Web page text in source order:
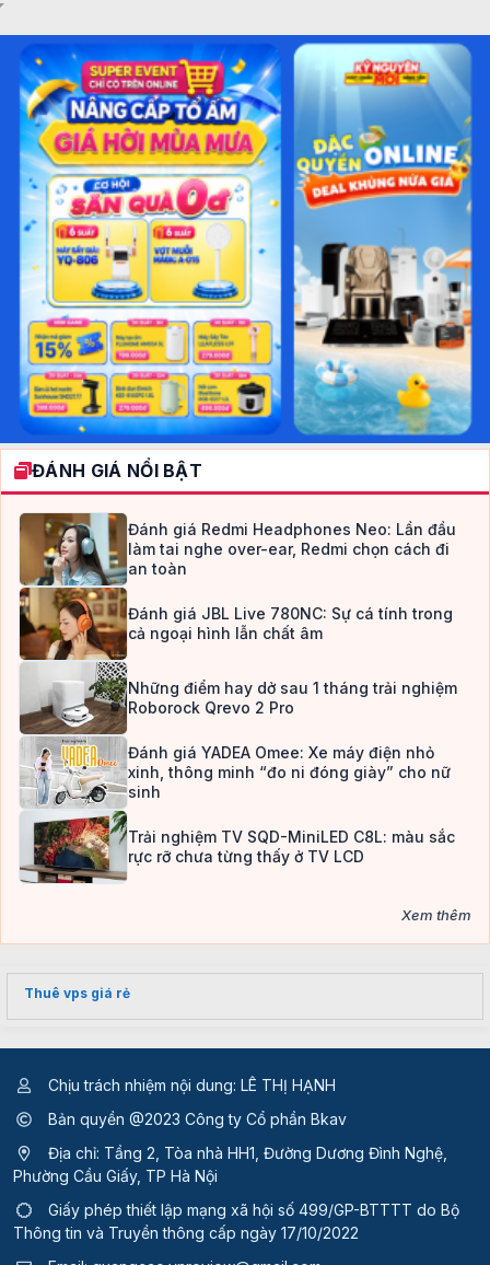
ĐÁNH GIÁ NỔI BẬT
Đánh giá Redmi Headphones Neo: Lần đầu
làm tai nghe over-ear, Redmi chọn cách đi
an toàn
Đánh giá JBL Live 780NC: Sự cá tính trong
cả ngoại hình lẫn chất âm
Những điểm hay dở sau 1 tháng trải nghiệm
Roborock Qrevo 2 Pro
Đánh giá YADEA Omee: Xe máy điện nhỏ
xinh, thông minh “đo ni đóng giày” cho nữ
sinh
Trải nghiệm TV SQD-MiniLED C8L: màu sắc
rực rỡ chưa từng thấy ở TV LCD
Xem thêm
Thuê vps giá rẻ
Chịu trách nhiệm nội dung: LÊ THỊ HẠNH
Bản quyền @2023 Công ty Cổ phần Bkav
Địa chỉ: Tầng 2, Tòa nhà HH1, Đường Dương Đình Nghệ,
Phường Cầu Giấy, TP Hà Nội
Giấy phép thiết lập mạng xã hội số 499/GP-BTTTT do Bộ
Thông tin và Truyền thông cấp ngày 17/10/2022